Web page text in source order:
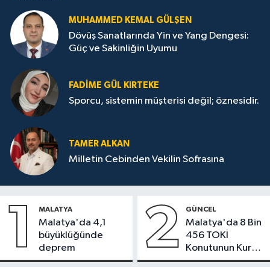
MUHAMMED KEMAL GÜLŞEN
Dövüş Sanatlarında Yin ve Yang Dengesi:
Güç ve Sakinliğin Uyumu
FADIME GÜL KIRTEKE
Sporcu, sistemin müşterisi değil; öznesidir.
TAMER ALKAN
Milletin Cebinden Vekilin Sofrasına
1 MALATYA
Malatya'da 4,1
büyüklüğünde
deprem
2 GÜNCEL
Malatya'da 8 Bin
456 TOKİ
Konutunun Kurası
Bugün Çekiliyor